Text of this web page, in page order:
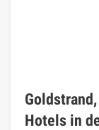
Hotels in